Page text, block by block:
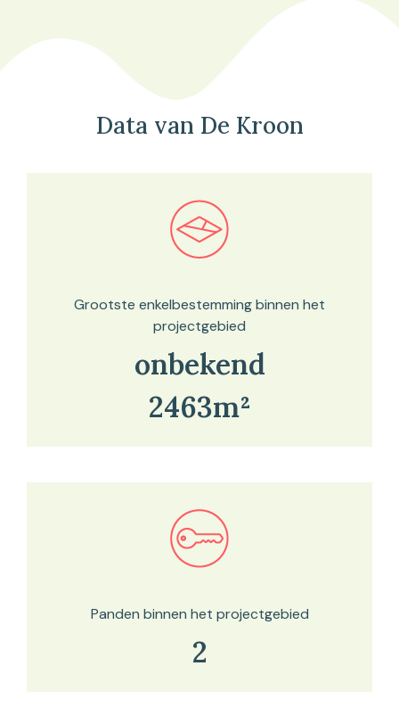
Data van De Kroon
Bekijk in onze kaartviewer
Grootste enkelbestemming binnen het
projectgebied
onbekend
2463m²
Bekijk in onze kaartviewer
Panden binnen het projectgebied
2